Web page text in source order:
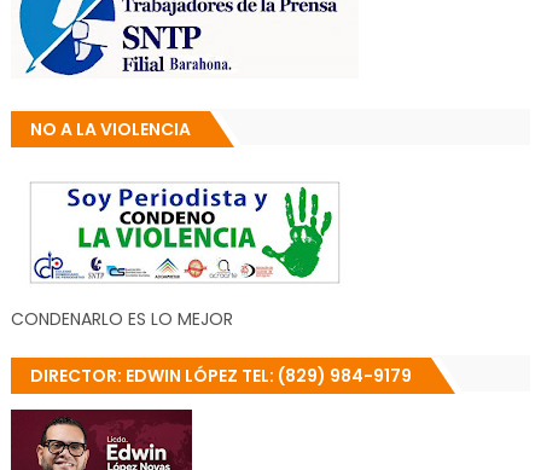
NO A LA VIOLENCIA
CONDENARLO ES LO MEJOR
DIRECTOR: EDWIN LÓPEZ TEL: (829) 984-9179